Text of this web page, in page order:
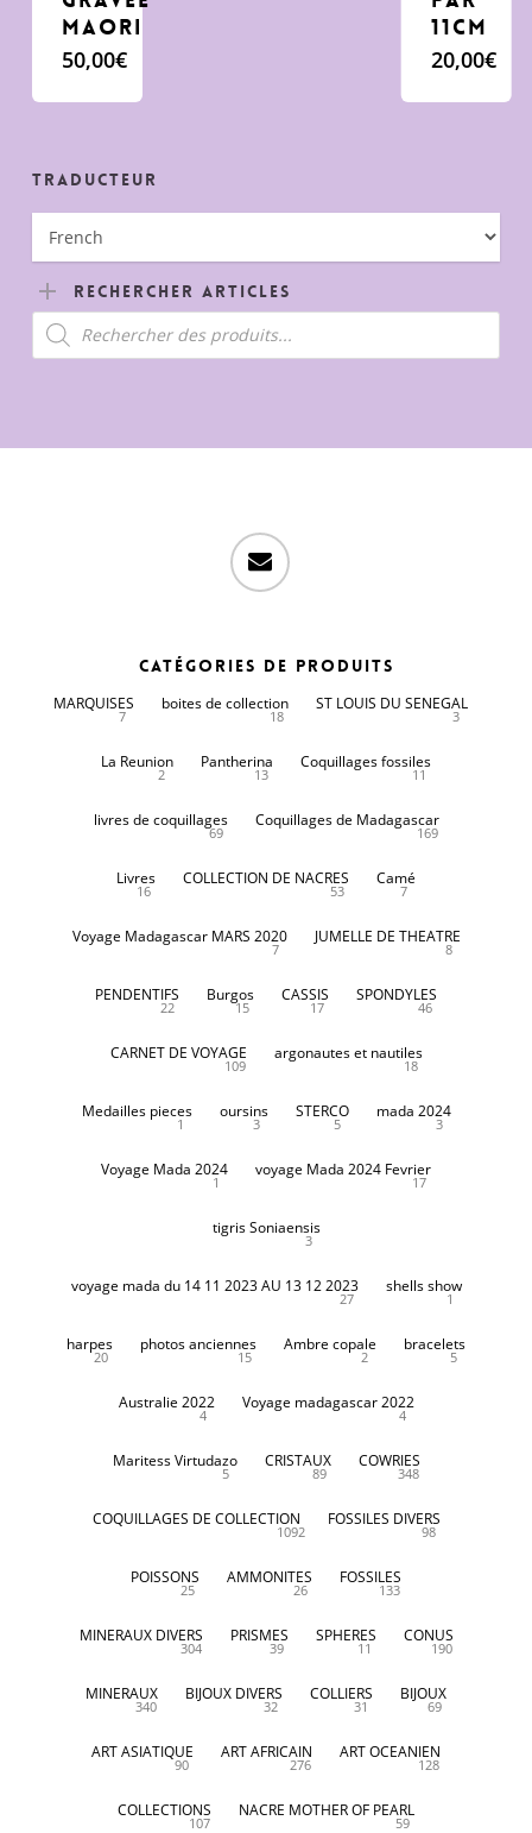
Maori
50,00€
11cm
20,00€
Traducteur
Rechercher Articles
Recherche
de
produits
email
Catégories de produits
MARQUISES
7
boites de collection
18
ST LOUIS DU SENEGAL
3
La Reunion
2
Pantherina
13
Coquillages fossiles
11
livres de coquillages
69
Coquillages de Madagascar
169
Livres
16
COLLECTION DE NACRES
53
Camé
7
Voyage Madagascar MARS 2020
7
JUMELLE DE THEATRE
8
PENDENTIFS
22
Burgos
15
CASSIS
17
SPONDYLES
46
CARNET DE VOYAGE
109
argonautes et nautiles
18
Medailles pieces
1
oursins
3
STERCO
5
mada 2024
3
Voyage Mada 2024
1
voyage Mada 2024 Fevrier
17
tigris Soniaensis
3
voyage mada du 14 11 2023 AU 13 12 2023
27
shells show
1
harpes
20
photos anciennes
15
Ambre copale
2
bracelets
5
Australie 2022
4
Voyage madagascar 2022
4
Maritess Virtudazo
5
CRISTAUX
89
COWRIES
348
COQUILLAGES DE COLLECTION
1092
FOSSILES DIVERS
98
POISSONS
25
AMMONITES
26
FOSSILES
133
MINERAUX DIVERS
304
PRISMES
39
SPHERES
11
CONUS
190
MINERAUX
340
BIJOUX DIVERS
32
COLLIERS
31
BIJOUX
69
ART ASIATIQUE
90
ART AFRICAIN
276
ART OCEANIEN
128
COLLECTIONS
107
NACRE MOTHER OF PEARL
59